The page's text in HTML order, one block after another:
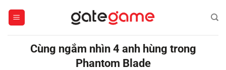
Cùng ngắm nhìn 4 anh hùng trong
Phantom Blade